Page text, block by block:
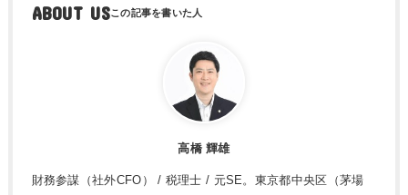
ABOUT US
高橋 輝雄
財務参謀（社外CFO） / 税理士 / 元SE。東京都中央区（茅場